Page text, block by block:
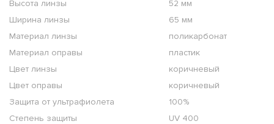
Высота линзы
52 мм
Ширина линзы
65 мм
Материал линзы
поликарбонат
Материал оправы
пластик
Цвет линзы
коричневый
Цвет оправы
коричневый
Защита от ультрафиолета
100%
Степень защиты
UV 400